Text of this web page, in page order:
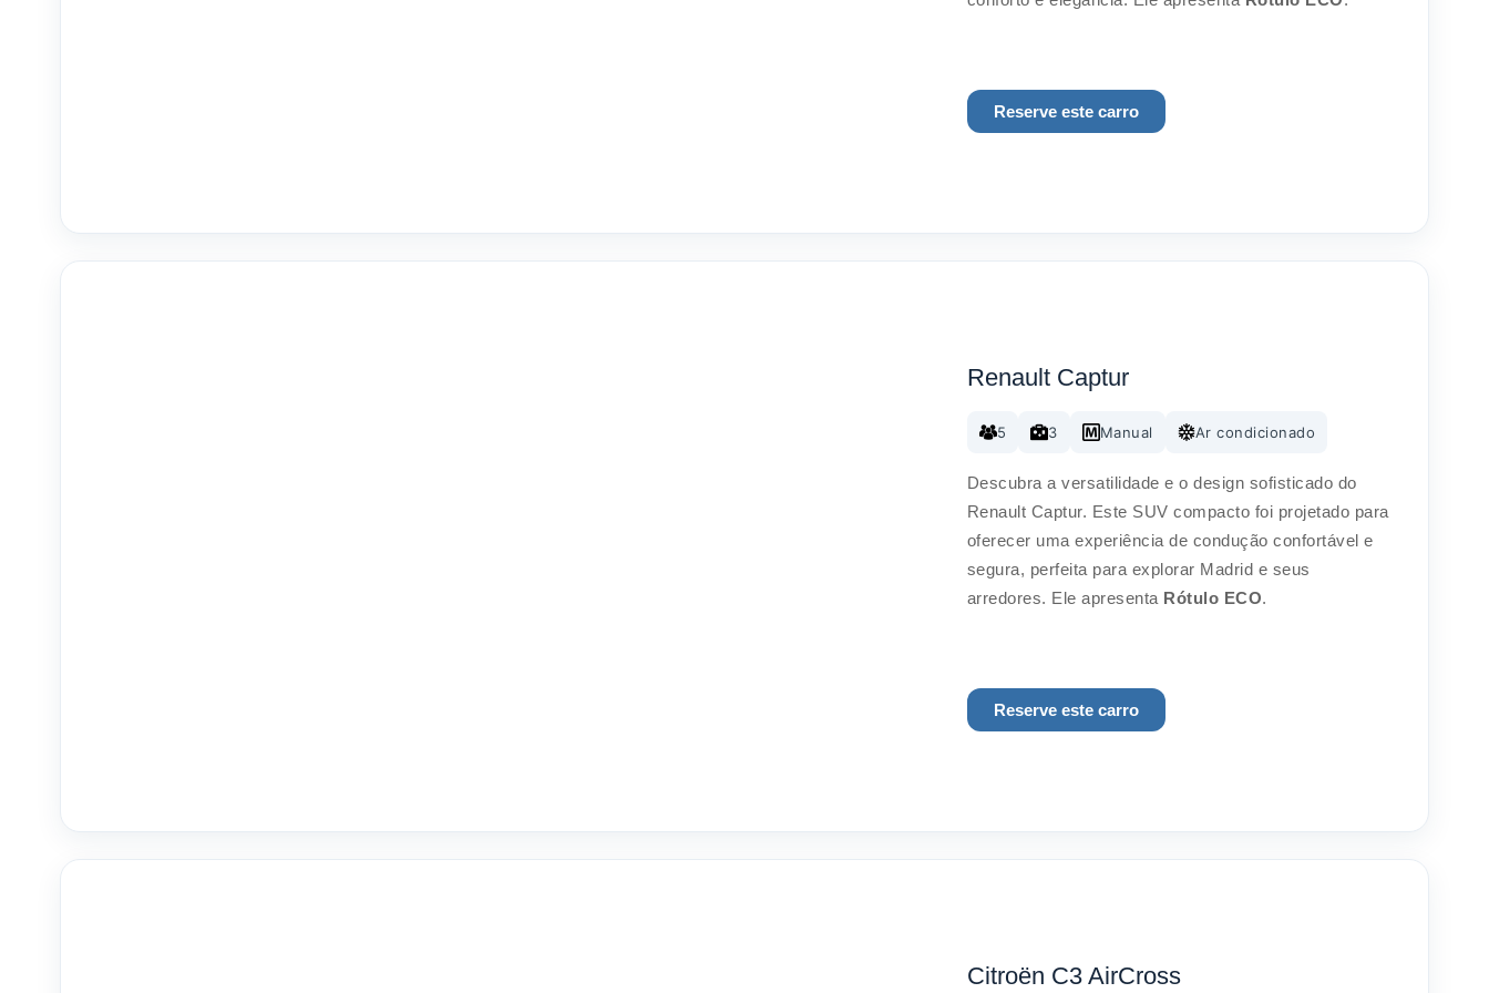
Reserve este carro
Renault Captur
5 3 Manual Ar condicionado
Descubra a versatilidade e o design sofisticado do
Renault Captur. Este SUV compacto foi projetado para
oferecer uma experiência de condução confortável e
segura, perfeita para explorar Madrid e seus
arredores. Ele apresenta Rótulo ECO.
Reserve este carro
Citroën C3 AirCross